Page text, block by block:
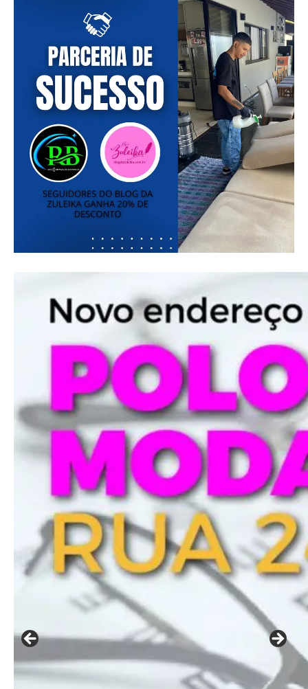
Praesent euismod ac
Ut mollis pellentesque tortor
Nullam eu erat condimentum
Donec quis est ac felis
Orci varius natoque dolor
Pro
Full member access:
Etiam est nibh, lobortis sit
Ut mollis pellentesque tortor
Orci varius natoque dolor